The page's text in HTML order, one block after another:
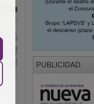
PUBLICIDAD